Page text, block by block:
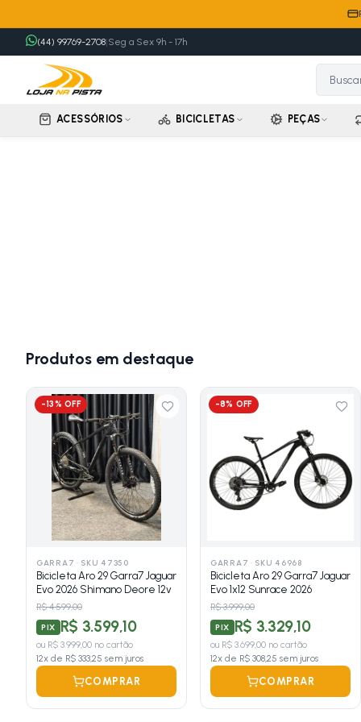
(44) 99769-2708|Seg a Sex 9h - 17h
ACESSÓRIOS BICICLETAS PEÇAS
Produtos em destaque
-13% OFF
GARRA7 · SKU 47350
Bicicleta Aro 29 Garra7 Jaguar
Evo 2026 Shimano Deore 12v
R$ 4.599,00
PIX R$ 3.599,10
ou R$ 3.999,00 no cartão
12x de R$ 333,25 sem juros
COMPRAR
-8% OFF
GARRA7 · SKU 46968
Bicicleta Aro 29 Garra7 Jaguar
Evo 1x12 Sunrace 2026
R$ 3.999,00
PIX R$ 3.329,10
ou R$ 3.699,00 no cartão
12x de R$ 308,25 sem juros
COMPRAR